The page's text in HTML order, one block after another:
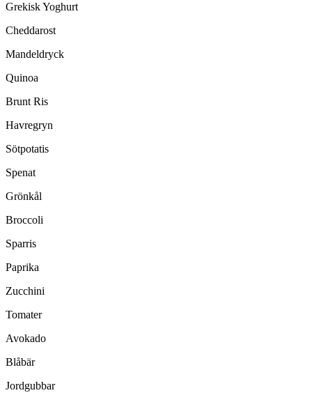
Grekisk Yoghurt
Cheddarost
Mandeldryck
Quinoa
Brunt Ris
Havregryn
Sötpotatis
Spenat
Grönkål
Broccoli
Sparris
Paprika
Zucchini
Tomater
Avokado
Blåbär
Jordgubbar